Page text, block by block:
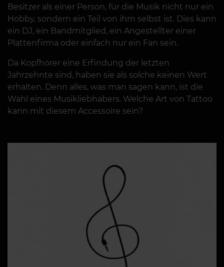
Besitzer als einer Person, für die Musik nicht nur ein
Hobby, sondern ein Teil von ihm selbst ist. Dies kann
ein DJ, ein Bandmitglied, ein Angestellter einer
Plattenfirma oder einfach nur ein Fan sein.
Da Kopfhörer eine Erfindung der letzten
Jahrzehnte sind, haben sie als solche keinen Wert
erhalten. Denn alles, was man sagen kann, ist die
Wahl eines Musikliebhabers. Welche Art von Tattoo
kann mit diesem Accessoire sein?